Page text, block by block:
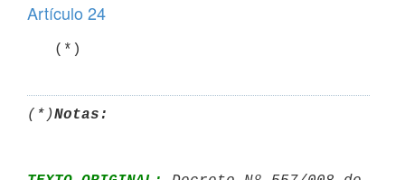
Artículo 24
   (*)
(*)Notas: